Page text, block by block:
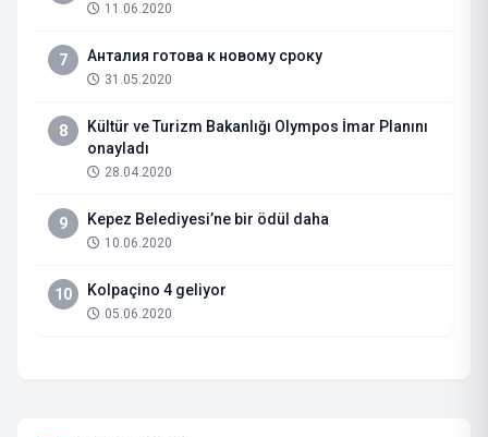
11.06.2020
7 Анталия готова к новому сроку
31.05.2020
8
Kültür ve Turizm Bakanlığı Olympos İmar Planını
onayladı
28.04.2020
9 Kepez Belediyesi’ne bir ödül daha
10.06.2020
10 Kolpaçino 4 geliyor
05.06.2020